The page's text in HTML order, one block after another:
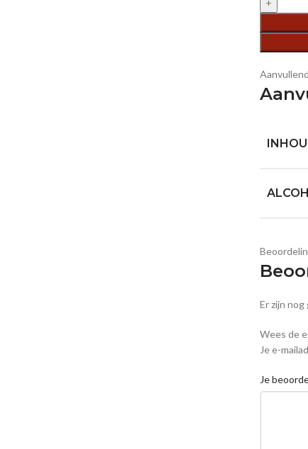
Er zijn
Wees de
Je e-
Je